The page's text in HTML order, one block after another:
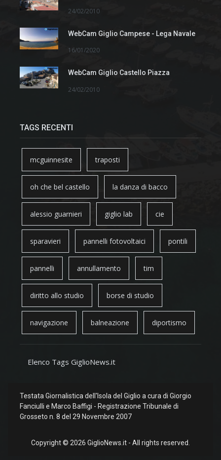
24/02/2010
WebCam Giglio Campese - Lega Navale
16/01/2020
WebCam Giglio Castello Piazza
24/02/2010
TAGS RECENTI
mcguinnesite traposti
oh che bel castello la danza di bacco
alessio guarnieri giglio lab cie
sparavieri pannelli fotovoltaici pontili
pannelli annullamento tim
diritto allo studio borse di studio
navigazione balneazione diportismo
Elenco Tags GiglioNews.it
Testata Giornalistica dell'Isola del Giglio a cura di Giorgio
Fanciulli e Marco Baffigi - Registrazione Tribunale di
Grosseto n. 8 del 29 Novembre 2007
Copyright © 2026 GiglioNews.it - All rights reserved.